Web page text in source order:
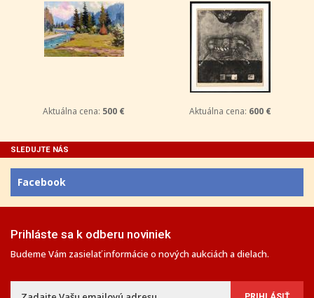
Aktuálna cena: 500 € Aktuálna cena: 600 €
SLEDUJTE NÁS
Facebook
Prihláste sa k odberu noviniek
Budeme Vám zasielať informácie o nových aukciách a dielach.